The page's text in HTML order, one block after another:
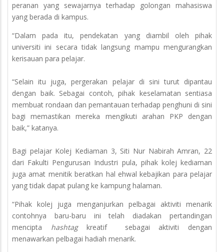
peranan yang sewajarnya terhadap golongan mahasiswa
yang berada di kampus.
“Dalam pada itu, pendekatan yang diambil oleh pihak
universiti ini secara tidak langsung mampu mengurangkan
kerisauan para pelajar.
“Selain itu juga, pergerakan pelajar di sini turut dipantau
dengan baik. Sebagai contoh, pihak keselamatan sentiasa
membuat rondaan dan pemantauan terhadap penghuni di sini
bagi memastikan mereka mengikuti arahan PKP dengan
baik,” katanya.
Bagi pelajar Kolej Kediaman 3, Siti Nur Nabirah Amran, 22
dari Fakulti Pengurusan Industri pula, pihak kolej kediaman
juga amat menitik beratkan hal ehwal kebajikan para pelajar
yang tidak dapat pulang ke kampung halaman.
“Pihak kolej juga menganjurkan pelbagai aktiviti menarik
contohnya baru-baru ini telah diadakan pertandingan
mencipta hashtagkreatif sebagai aktiviti dengan
menawarkan pelbagai hadiah menarik.